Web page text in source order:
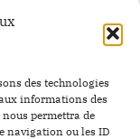
des technologies
informations des
permettra de
navigation ou les ID